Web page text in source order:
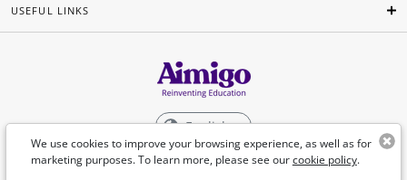
We use cookies to improve your browsing experience, as well as for
marketing purposes. To learn more, please see ourcookie policy.
USEFUL LINKS
English
©Aimigo 2026